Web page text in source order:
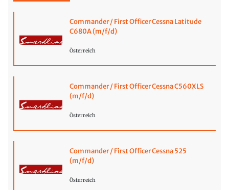
Commander / First Officer Cessna Latitude
C680A (m/f/d)
Österreich
Commander / First Officer Cessna C560XLS
(m/f/d)
Österreich
Commander / First Officer Cessna 525
(m/f/d)
Österreich